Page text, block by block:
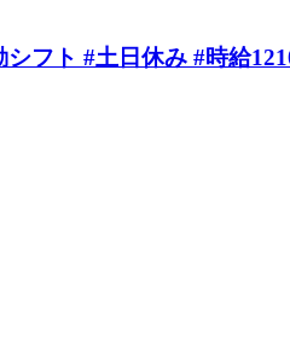
フト #土日休み #時給